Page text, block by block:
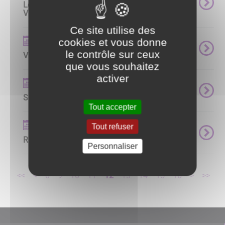
Le Pont des Muses organise : Le Concert
Viennois
Événements
Vide Grenier du 15 août 2023
SOIRÉE ALSACIENNE - ROTARY CLUB
REPAS DANSANT BEAUJOLAIS NOUVEAU
<< < 8 9 10 11 12 13 14 15 16 > >>
Ce site utilise des
cookies et vous donne
le contrôle sur ceux
que vous souhaitez
activer
Tout accepter
Tout refuser
Personnaliser